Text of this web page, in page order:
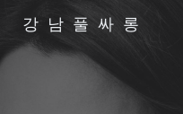
강남풀싸롱